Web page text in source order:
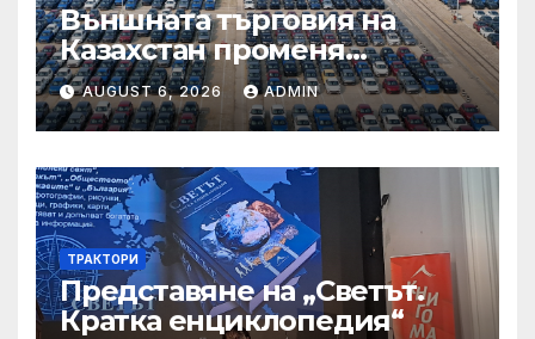
Външната търговия на
Казахстан променя
структурата си – шест
тенденции
AUGUST 6, 2026 ADMIN
ТРАКТОРИ
Представяне на „Светът.
Кратка енциклопедия“